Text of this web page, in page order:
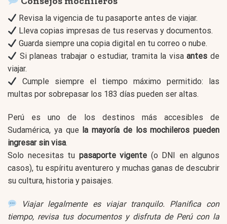
Revisa la vigencia de tu pasaporte antes de viajar.
Lleva copias impresas de tus reservas y documentos.
Guarda siempre una copia digital en tu correo o nube.
Si planeas trabajar o estudiar, tramita la visaantes de
viajar.
Cumple siempre el tiempo máximo permitido: las
multas por sobrepasar los 183 días pueden ser altas.
Perú es uno de los destinos más accesibles de
Sudamérica, ya que la mayoría de los mochileros pueden
ingresar sin visa.
Solo necesitas tu pasaporte vigente (o DNI en algunos
casos), tu espíritu aventurero y muchas ganas de descubrir
su cultura, historia y paisajes.
Viajar legalmente es viajar tranquilo. Planifica con
tiempo, revisa tus documentos y disfruta de Perú con la